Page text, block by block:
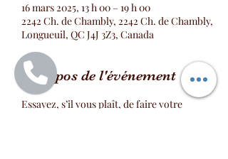
16 mars 2025, 13 h 00 – 19 h 00
2242 Ch. de Chambly, 2242 Ch. de Chambly,
Longueuil, QC J4J 3Z3, Canada
À propos de l'événement
Essayez, s’il vous plaît, de faire votre